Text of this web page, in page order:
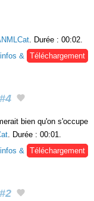
. Durée : 00:02.
&
Téléchargement
#4
bien qu'on s'occupe
. Durée : 00:01.
&
Téléchargement
#2